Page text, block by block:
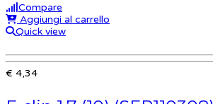
Compare
Aggiungi al carrello
Quick view
€ 4,34